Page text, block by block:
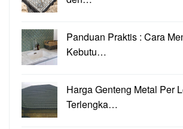
Panduan Praktis : Cara
Kebutu…
Harga Genteng Metal Per
Terlengka…